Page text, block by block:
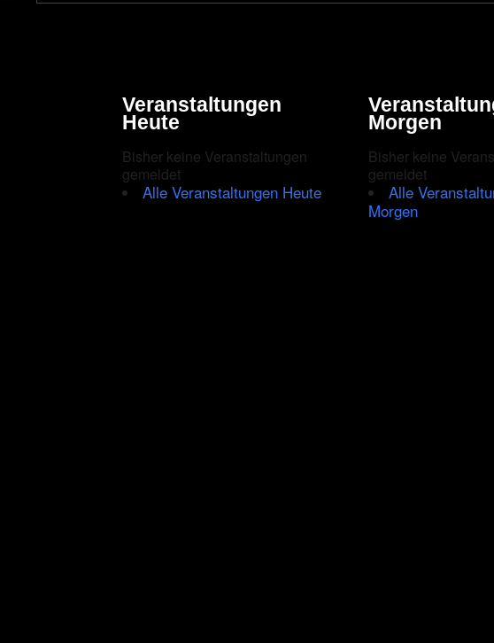
Veranstaltungen
Heute
Bisher keine Veranstaltungen
gemeldet
Alle Veranstaltungen Heute
Morgen
Bisher keine
gemeldet
Alle
Morgen